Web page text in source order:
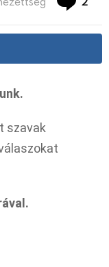
szavak